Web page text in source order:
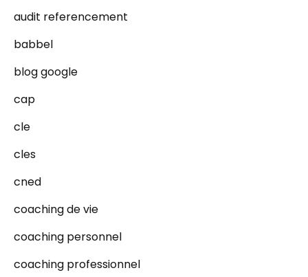
audit referencement
babbel
blog google
cap
cle
cles
cned
coaching de vie
coaching personnel
coaching professionnel